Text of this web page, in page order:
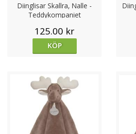
både lek och kärlek.
Äkta produkter direkt från
alltid med fokus på säkerhet och hög
Stort utbud– från små bebisvänliga
Snabb och trygg leverans
– vi
vårt lager i Sverige.
Personlig service
– vi hjälper dig
nalle för dop, födelsedag eller som en
Presenter som berör
– en
Diinglisar Skallra, Nalle -
Teddykompaniet
125.00 kr
KÖP